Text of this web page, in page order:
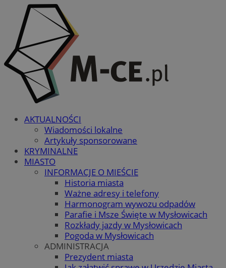
AKTUALNOŚCI
Wiadomości lokalne
Artykuły sponsorowane
KRYMINALNE
MIASTO
INFORMACJE O MIEŚCIE
Historia miasta
Ważne adresy i telefony
Harmonogram wywozu odpadów
Parafie i Msze Święte w Mysłowicach
Rozkłady jazdy w Mysłowicach
Pogoda w Mysłowicach
ADMINISTRACJA
Prezydent miasta